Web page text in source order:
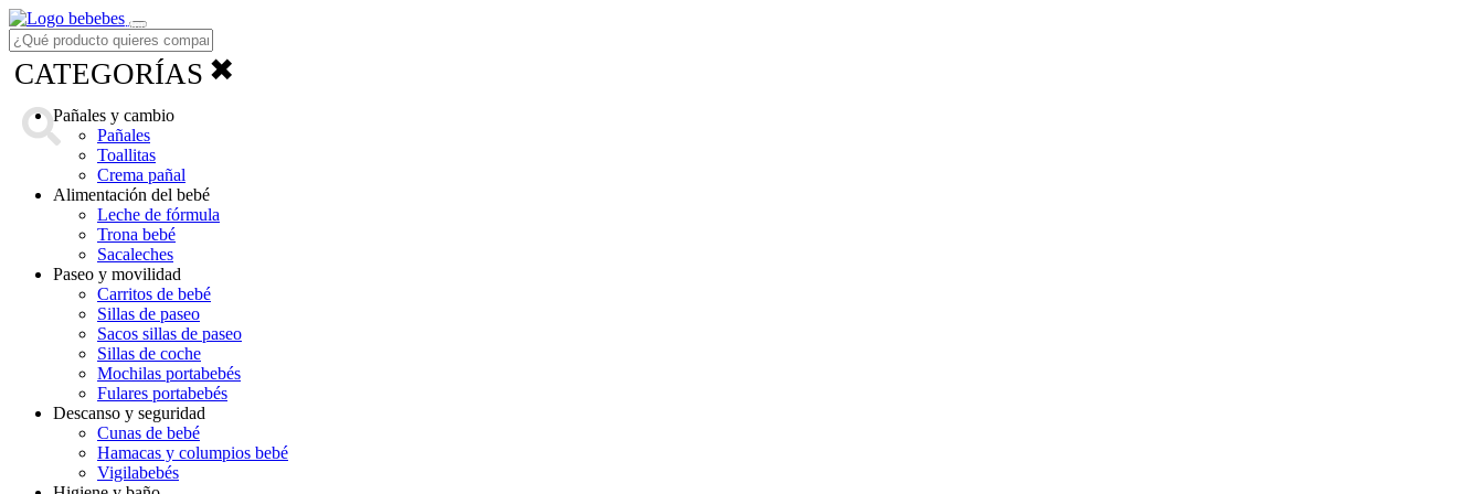
Menú
CATEGORÍAS ✖
Pañales y cambio
Pañales
Toallitas
Crema pañal
Alimentación del bebé
Leche de fórmula
Trona bebé
Sacaleches
Paseo y movilidad
Carritos de bebé
Sillas de paseo
Sacos sillas de paseo
Sillas de coche
Mochilas portabebés
Fulares portabebés
Descanso y seguridad
Cunas de bebé
Hamacas y columpios bebé
Vigilabebés